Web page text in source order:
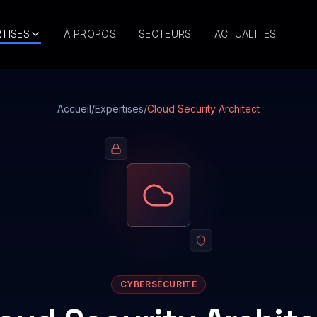
À PROPOS SECTEURS ACTUALITÉS
Accueil/Expertises/Cloud Security Architect
CYBERSÉCURITÉ